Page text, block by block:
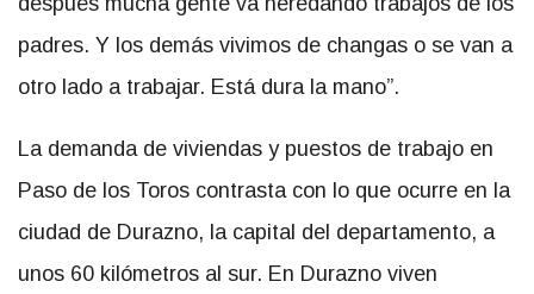
padres. Y los demás vivimos de changas o se van a
otro lado a trabajar. Está dura la mano”.
La demanda de viviendas y puestos de trabajo en
Paso de los Toros contrasta con lo que ocurre en la
ciudad de Durazno, la capital del departamento, a
unos 60 kilómetros al sur. En Durazno viven